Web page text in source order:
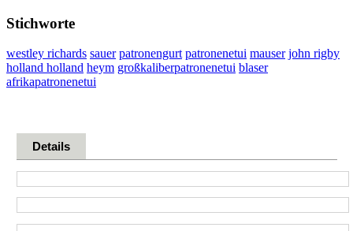
Details
Stichworte
westley richards sauer patronengurt patronenetui mauser john rigby
holland holland heym großkaliberpatronenetui blaser
afrikapatronenetui